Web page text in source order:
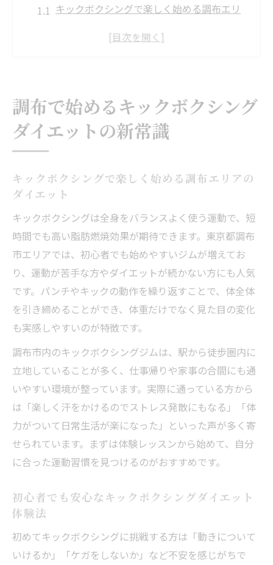
キックボクシングで楽しく始める調布エリ
初心者でも安心なキックボクシングダイエ
い減量習慣
女性も安心の調布キックボクシングダイエ
ットの魅力
活用法
キックボクシングが叶える全身シェイプアップ
術
キックボクシングなら全身運動でシェイプ
アップ実感
パンチとキックで全身を引き締めるコツと
は
調布で叶えるキックボクシングの脂肪燃焼
キックボクシングで体幹強化とボディメイ
クを同時に実現
有酸素運動としてのキックボクシング活用
ポイント
暗闇空間で楽しむ調布キックボクシング体験記
暗闇キックボクシングでストレス発散とダ
音楽と照明が魅力の暗闇キックボクシング
調布で人気の暗闇キックボクシングの楽し
み方
調布で始めるキックボクシング
ダイエットの新常識
キックボクシングで楽しく始める調布エリアの
ダイエット
キックボクシングは全身をバランスよく使う運動で、短
時間でも高い脂肪燃焼効果が期待できます。東京都調布
市エリアでは、初心者でも始めやすいジムが増えてお
り、運動が苦手な方やダイエットが続かない方にも人気
です。パンチやキックの動作を繰り返すことで、体全体
を引き締めることができ、体重だけでなく見た目の変化
も実感しやすいのが特徴です。
調布市内のキックボクシングジムは、駅から徒歩圏内に
立地していることが多く、仕事帰りや家事の合間にも通
いやすい環境が整っています。実際に通っている方から
は「楽しく汗をかけるのでストレス発散にもなる」「体
力がついて日常生活が楽になった」といった声が多く寄
せられています。まずは体験レッスンから始めて、自分
に合った運動習慣を見つけるのがおすすめです。
初心者でも安心なキックボクシングダイエット
体験法
初めてキックボクシングに挑戦する方は「動きについて
いけるか」「ケガをしないか」など不安を感じがちで